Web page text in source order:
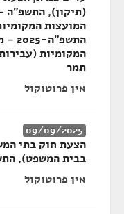
המועצות
תמר
אין פרוטוקול
09/09/2025
בבית המשפט),
אין פרוטוקול